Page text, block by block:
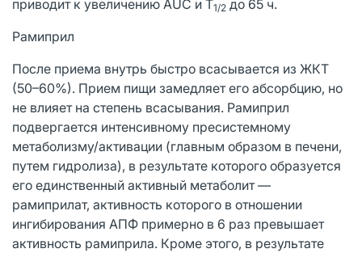
приводит к увеличению AUC и T1/2 до 65 ч.
Рамиприл
После приема внутрь быстро всасывается из ЖКТ
(50–60%). Прием пищи замедляет его абсорбцию, но
не влияет на степень всасывания. Рамиприл
подвергается интенсивному пресистемному
метаболизму/активации (главным образом в печени,
путем гидролиза), в результате которого образуется
его единственный активный метаболит —
рамиприлат, активность которого в отношении
ингибирования АПФ примерно в 6 раз превышает
активность рамиприла. Кроме этого, в результате